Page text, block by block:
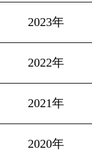
[訃報]2018.5.27
国際ジム会
1